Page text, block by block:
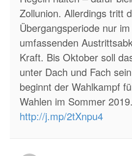
Zollunion. Allerdings tritt
Übergangsperiode nur
umfassenden
Kraft. Bis Oktober soll
unter Dach und Fach
beginnt der Wahlkampf
Wahlen im Sommer 2019.
http://j.mp/2tXnpu4